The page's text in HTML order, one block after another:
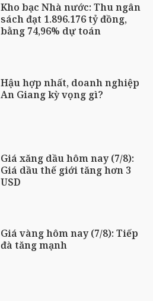
Kho bạc Nhà nước: Thu ngân
sách đạt 1.896.176 tỷ đồng,
bằng 74,96% dự toán
Hậu hợp nhất, doanh nghiệp
An Giang kỳ vọng gì?
Giá xăng dầu hôm nay (7/8):
Giá dầu thế giới tăng hơn 3
USD
Giá vàng hôm nay (7/8): Tiếp
đà tăng mạnh